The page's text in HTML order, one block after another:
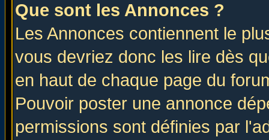
Que sont les Annonces ?
Les Annonces contiennent le
vous devriez donc les lire dès
en haut de chaque page du
Pouvoir poster une annonce
permissions sont définies par